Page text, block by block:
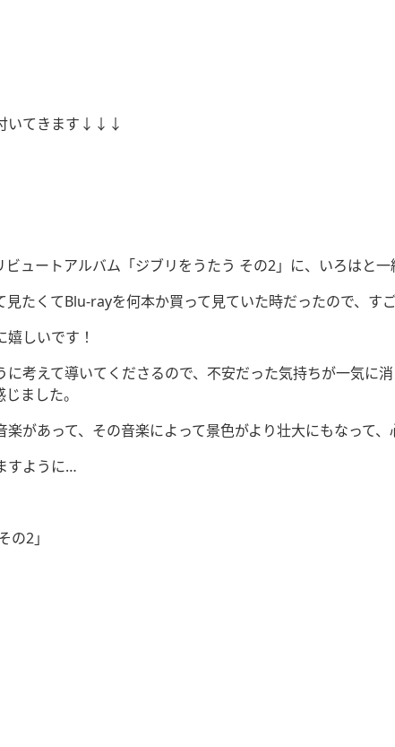
いてきます↓↓↓
ュートアルバム「ジブリをうたう その2」に、いろはと
たくてBlu-rayを何本か買って見ていた時だったので、す
しいです！
考えて導いてくださるので、不安だった気持ちが一気に
ました。
があって、その音楽によって景色がより壮大にもなって
すように…
2」